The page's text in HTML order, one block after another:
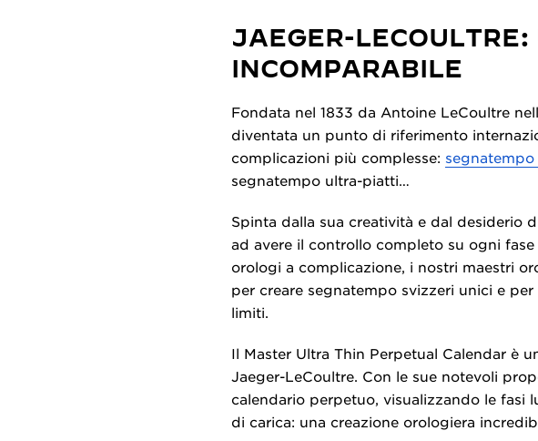
JAEGER-
INCOMPARABILE
Fondata nel 1833 da Antoine LeCoultre
diventata un punto di riferimento
complicazioni più complesse:
segnatempo ultra-piatti…
Spinta dalla sua creatività e dal desiderio
ad avere il controllo completo su ogni
orologi a complicazione, i nostri maestri
per creare segnatempo svizzeri unici e
limiti.
Il Master Ultra Thin Perpetual Calendar è
Jaeger-LeCoultre. Con le sue notevoli
calendario perpetuo, visualizzando le fasi
di carica: una creazione orologiera